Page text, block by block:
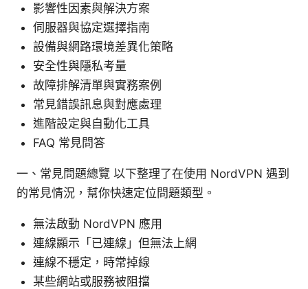
影響性因素與解決方案
伺服器與協定選擇指南
設備與網路環境差異化策略
安全性與隱私考量
故障排解清單與實務案例
常見錯誤訊息與對應處理
進階設定與自動化工具
FAQ 常見問答
一、常見問題總覽 以下整理了在使用 NordVPN 遇到
的常見情況，幫你快速定位問題類型。
無法啟動 NordVPN 應用
連線顯示「已連線」但無法上網
連線不穩定，時常掉線
某些網站或服務被阻擋